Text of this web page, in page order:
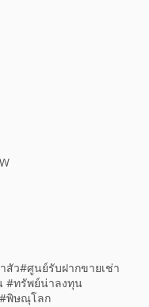
สัว#ศูนย์รับฝากขายเช่า
#ทรัพย์น่าลงทุน
พิษณุโลก